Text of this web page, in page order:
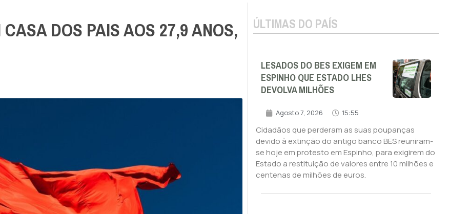
DOS PAIS AOS 27,9 ANOS, ÚLTIMAS DO PAÍS
LESADOS DO BES EXIGEM EM
ESPINHO QUE ESTADO LHES
DEVOLVA MILHÕES
Agosto 7, 2026 15:55
Cidadãos que perderam as suas poupanças
devido à extinção do antigo banco BES reuniram-
se hoje em protesto em Espinho, para exigirem do
Estado a restituição de valores entre 10 milhões e
centenas de milhões de euros.